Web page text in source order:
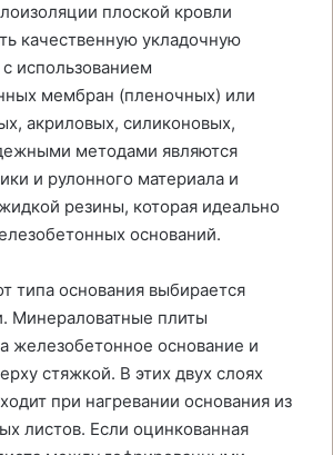
плоской кровли
качественную укладочную
использованием
мембран (пленочных) или
акриловых, силиконовых,
методами являются
и рулонного материала и
резины, которая идеально
оснований.
типа основания выбирается
Минераловатные плиты
железобетонное основание и
стяжкой. В этих двух слоях
при нагревании основания из
листов. Если оцинкованная